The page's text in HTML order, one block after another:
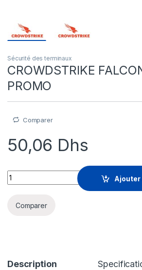
Sécurité des terminaux
CROWDSTRIKE
PROMO
Comparer
50,06 Dhs
CROWDSTRIKE FALCON INT BDL
Ajouter
Comparer
Description